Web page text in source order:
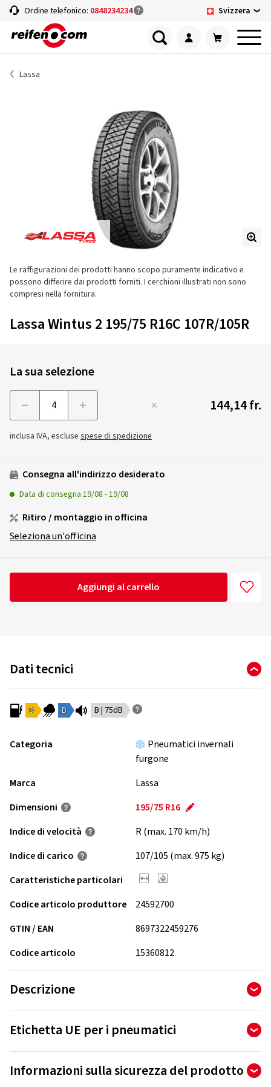
Ordine telefonico: 0848234234 Svizzera
Lassa
Le raffigurazioni dei prodotti hanno scopo puramente indicativo e
possono differire dai prodotti forniti. I cerchioni illustrati non sono
compresi nella fornitura.
Lassa Wintus 2 195/75 R16C 107R/105R
La sua selezione
144,14 fr.
inclusa IVA, escluse spese di spedizione
Consegna all'indirizzo desiderato
Data di consegna 19/08 -19/08
Ritiro / montaggio in officina
Seleziona un'officina
Aggiungi al carrello
Dati tecnici
D B B | 75dB
Categoria
Pneumatici invernali
furgone
Marca
Lassa
Dimensioni
195/75 R16
Indice di velocità
R (max. 170 km/h)
Indice di carico
107/105 (max. 975 kg)
Caratteristiche particolari
Codice articolo produttore
24592700
GTIN / EAN
8697322459276
Codice articolo
15360812
Descrizione
- Le fiancate rinforzate assicurano una lunga durata anche in
condizioni di impiego difficili.
permettono un'ottima performance su neve e ghiaccio,
Etichetta UE per i pneumatici
Il regolamento europeo sull'etichettatura degli pneumatici
definisce le prescrizioni in materia di informazione
Informazioni sulla sicurezza del prodotto